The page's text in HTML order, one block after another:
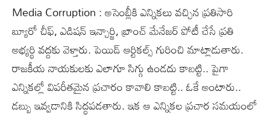
Media Corruption : అసెంబ్లీకి ఎన్నికలు వచ్చిన ప్రతిసారి
బ్యూరో చీఫ్, ఎడిషన్ ఇన్చార్జి, బ్రాంచ్ మేనేజర్ పోటీ చేసే ప్రతి
అభ్యర్థి వద్దకు వెళ్తారు. పెయిడ్ ఆర్టికల్స్ గురించి మాట్లాడుతారు.
రాజకీయ నాయకులకు ఎలాగూ సిగ్గు ఉండదు కాబట్టి.. పైగా
ఎన్నికల్లో విపరీతమైన ప్రచారం కావాలి కాబట్టి.. ఓకే అంటారు..
డబ్బు ఇవ్వడానికి సిద్ధపడతారు. ఇక ఆ ఎన్నికల ప్రచార సమయంలో